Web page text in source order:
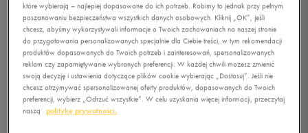
które wybierają – najlepiej dopasowane do ich potrzeb. Robimy to jednak przy pełnym
poszanowaniu bezpieczeństwa wszystkich danych osobowych. Kliknij „OK”, jeśli
chcesz, abyśmy wykorzystywali informacje o Twoich zachowaniach na naszej stronie
do przygotowania personalizowanych specjalnie dla Ciebie treści, w tym rekomendacji
produktów dopasowanych do Twoich potrzeb i zainteresowań, spersonalizowanych
reklam czy zapamiętywanie wybranych preferencji. W każdej chwili możesz zmienić
swoją decyzję i ustawienia dotyczące plików cookie wybierając „Dostosuj”. Jeśli nie
chcesz otrzymywać spersonalizowanej oferty produktów, dopasowanych do Twoich
preferencji, wybierz „Odrzuć wszystkie”. W celu uzyskania więcej informacji, przeczytaj
naszą
politykę prywatności.